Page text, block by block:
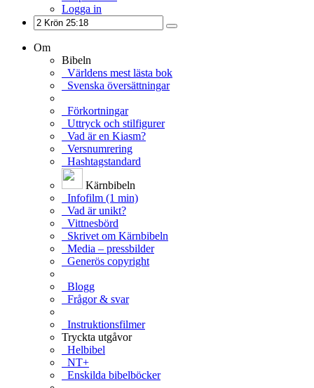
Logga in
Om
Bibeln
Världens mest lästa bok
Svenska översättningar
Förkortningar
Uttryck och stilfigurer
Vad är en Kiasm?
Versnumrering
Hashtagstandard
Kärnbibeln
Infofilm (1 min)
Vad är unikt?
Vittnesbörd
Skrivet om Kärnbibeln
Media – pressbilder
Generös copyright
Blogg
Frågor & svar
Instruktionsfilmer
Tryckta utgåvor
Helbibel
NT+
Enskilda bibelböcker